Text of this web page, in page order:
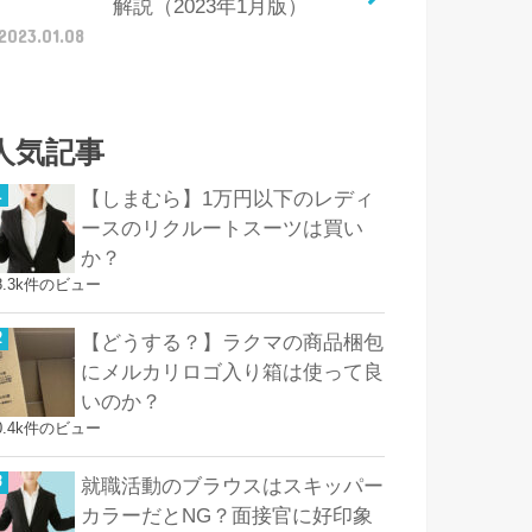
解説（2023年1月版）
気記事
【しまむら】1万円以下のレディ
ースのリクルートスーツは買い
か？
件のビュー
【どうする？】ラクマの商品梱包
にメルカリロゴ入り箱は使って良
いのか？
件のビュー
就職活動のブラウスはスキッパー
カラーだとNG？面接官に好印象